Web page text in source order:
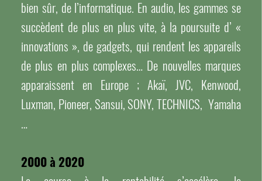
bien sûr, de l’informatique. En audio, les gammes se
succèdent de plus en plus vite, à la poursuite d’ «
innovations », de gadgets, qui rendent les appareils
de plus en plus complexes… De nouvelles marques
apparaissent en Europe ; Akaï, JVC, Kenwood,
Luxman, Pioneer, Sansui, SONY, TECHNICS, Yamaha
…
2000 à 2020